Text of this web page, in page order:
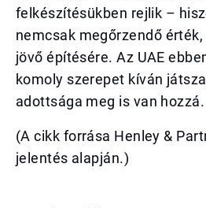
felkészítésükben rejlik –
nemcsak megőrzendő
jövő építésére. Az UAE
komoly szerepet kíván
adottsága meg is van hozzá.
(A cikk forrása Henley &
jelentés alapján.)